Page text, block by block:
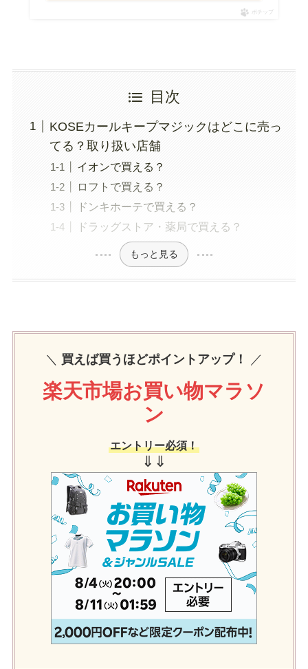
ポチップ
目次
KOSEカールキープマジックはどこに売っ
てる？取り扱い店舗
イオンで買える？
ロフトで買える？
ドンキホーテで買える？
ドラッグストア・薬局で買える？
もっと見る
＼ 買えば買うほどポイントアップ！ ／
楽天市場お買い物マラソ
ン
エントリー必須！
⇓⇓